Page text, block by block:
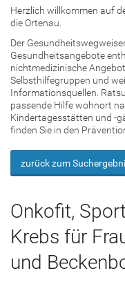
Herzlich willkommen auf
die Ortenau.
Der
Gesundheitsangebote
nichtmedizinische
Selbsthilfegruppen und
Informationsquellen.
passende Hilfe wohnort
Kindertagesstätten und -
finden Sie in den
zurück zum
Onkofit,
Krebs für
und